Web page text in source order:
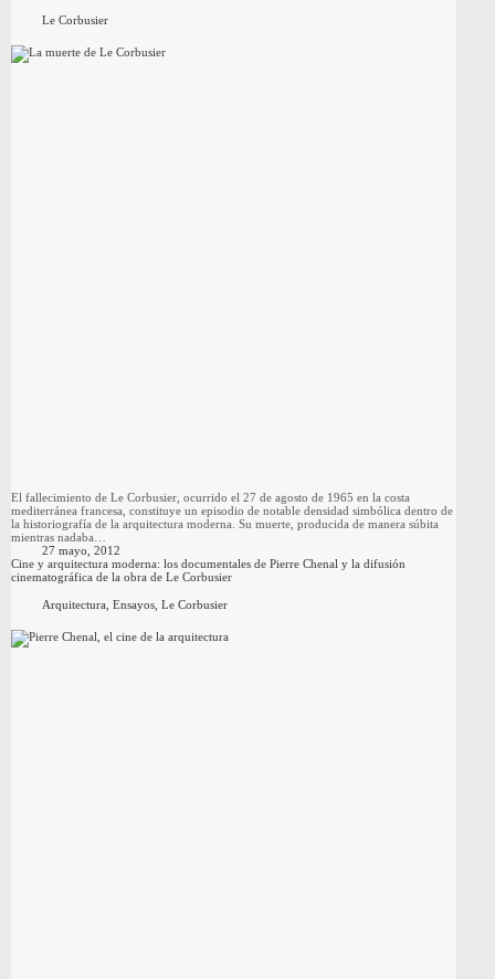
Le Corbusier
El fallecimiento de Le Corbusier, ocurrido el 27 de agosto de 1965 en la costa
mediterránea francesa, constituye un episodio de notable densidad simbólica dentro de
la historiografía de la arquitectura moderna. Su muerte, producida de manera súbita
mientras nadaba…
27 mayo, 2012
Cine y arquitectura moderna: los documentales de Pierre Chenal y la difusión
cinematográfica de la obra de Le Corbusier
Arquitectura, Ensayos, Le Corbusier